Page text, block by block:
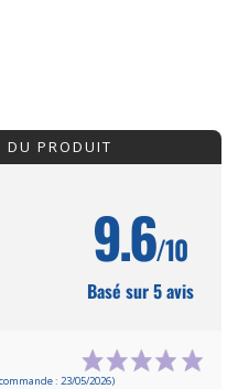
DU PRODUIT
9.6/10
Basé sur 5 avis
: 23/05/2026)